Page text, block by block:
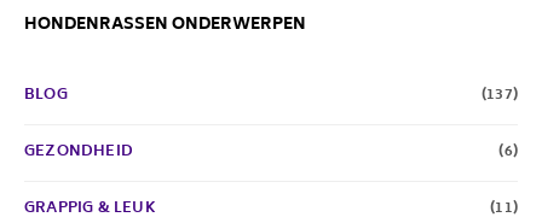
HONDENRASSEN ONDERWERPEN
BLOG (137)
GEZONDHEID (6)
GRAPPIG & LEUK (11)